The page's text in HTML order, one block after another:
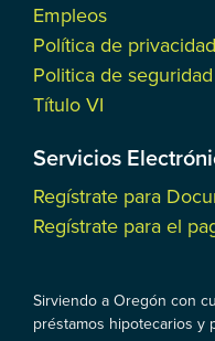
Empleos
Política de privacidad
Politica de seguridad
Título VI
Servicios
Regístrate para
Regístrate para el
Sirviendo a Oregón con
préstamos hipotecarios y